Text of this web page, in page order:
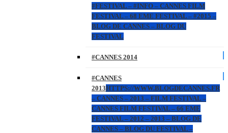
#FESTIVAL – #INFO – CANNES FILM
FESTIVAL – 68 EME FESTIVAL – #2015 –
BLOG DE CANNES – BLOG DU
FESTIVAL
#CANNES 2014
#CANNES
2013HTTPS://WWW.BLOGDECANNES.FR
– CANNES – 2013 – FILM FESTIVAL –
CANNES FILM FESTIVAL – 66 EME
FESTIVAL – 2012 – 2013 – BLOG DE
CANNES – BLOG DU FESTIVAL –